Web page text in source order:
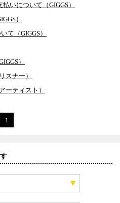
いについて（GIGGS）
）
て（GIGGS）
）
スナー）
ーティスト）
1